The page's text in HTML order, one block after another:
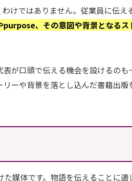
けではありません。従業員に伝え
purpose、その意図や背景となるス
が口頭で伝える機会を設けるのも
ーや背景を落とし込んだ書籍出
媒体です。物語を伝えることに適